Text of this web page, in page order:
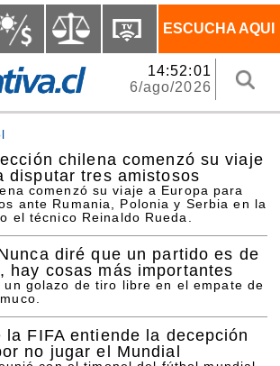
ESCUCHA AQUI
14:52:01
6/ago/2026
chilena comenzó su viaje
disputar tres amistosos
comenzó su viaje a Europa para
ante Rumania, Polonia y Serbia en la
el técnico Reinaldo Rueda.
diré que un partido es de
hay cosas más importantes
un golazo de tiro libre en el empate de
la FIFA entiende la decepción
no jugar el Mundial